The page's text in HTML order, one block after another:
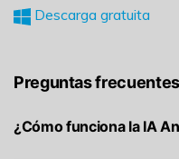
Descarga gratuita
Preguntas frecuentes
¿Cómo funciona la IA